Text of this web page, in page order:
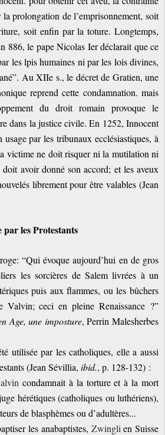
prolongation de l’emprisonnement, soit
soit enfin par la toture. Longtemps,
886, le pape Nicolas Ier déclarait que ce
les lpis humaines ni par les lois divines,
Au XIIe s., le décret de Gratien, une
reprend cette condamnation. mais
du droit romain provoque le
dans la justice civile. En 1252, Innocent
par les tribunaux ecclésiastiques, à
victime ne doit risquer ni la mutilation ni
avoir donné son accord; et les aveux
librement pour être valables (Jean
les Protestants
“Qui évoque aujourd’hui en de gros
les sorcières de Salem livrées à un
puis aux flammes, ou les bûchers
Valvin; ceci en pleine Renaissance ?”
Age, une imposture, Perrin Malesherbes
utilisée par les catholiques, elle a aussi
(Jean Sévillia, ibid., p. 128-132) :
condamnait à la torture et à la mort
hérétiques (catholiques ou luthériens),
de blasphèmes ou d’adultères...
les anabaptistes, Zwingli en Suisse